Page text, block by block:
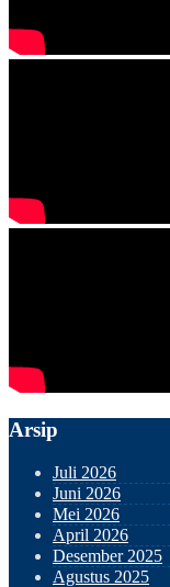
Arsip
Juli 2026
Juni 2026
Mei 2026
April 2026
Desember 2025
Agustus 2025